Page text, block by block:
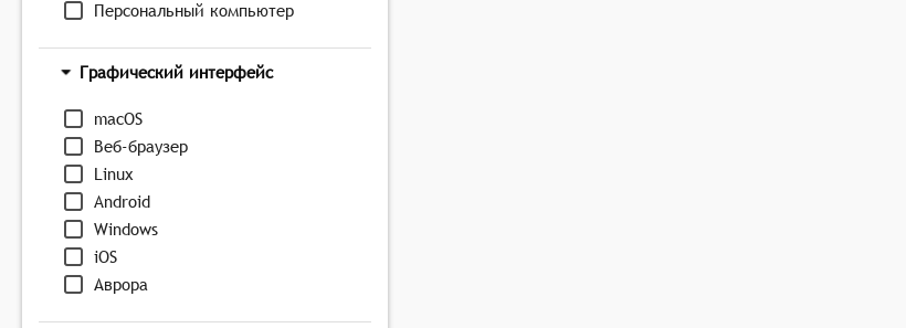
Персональный компьютер
Графический интерфейс
macOS
Веб-браузер
Linux
Android
Windows
iOS
Аврора